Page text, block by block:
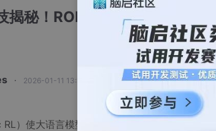
揭秘！ROLLART系统让智能
小白也能轻松上手
· 2026-01-11 13:15:00 发布
）使大语言模型能够从被动的逻辑推理转向